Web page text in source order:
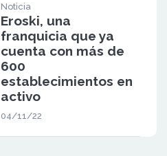
Noticia
Eroski, una
franquicia que ya
cuenta con más de
600
establecimientos en
activo
04/11/22